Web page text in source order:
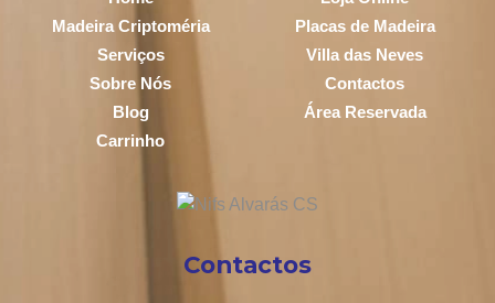
Madeira Criptoméria
Placas de Madeira
Serviços
Villa das Neves
Sobre Nós
Contactos
Blog
Área Reservada
Carrinho
Contactos